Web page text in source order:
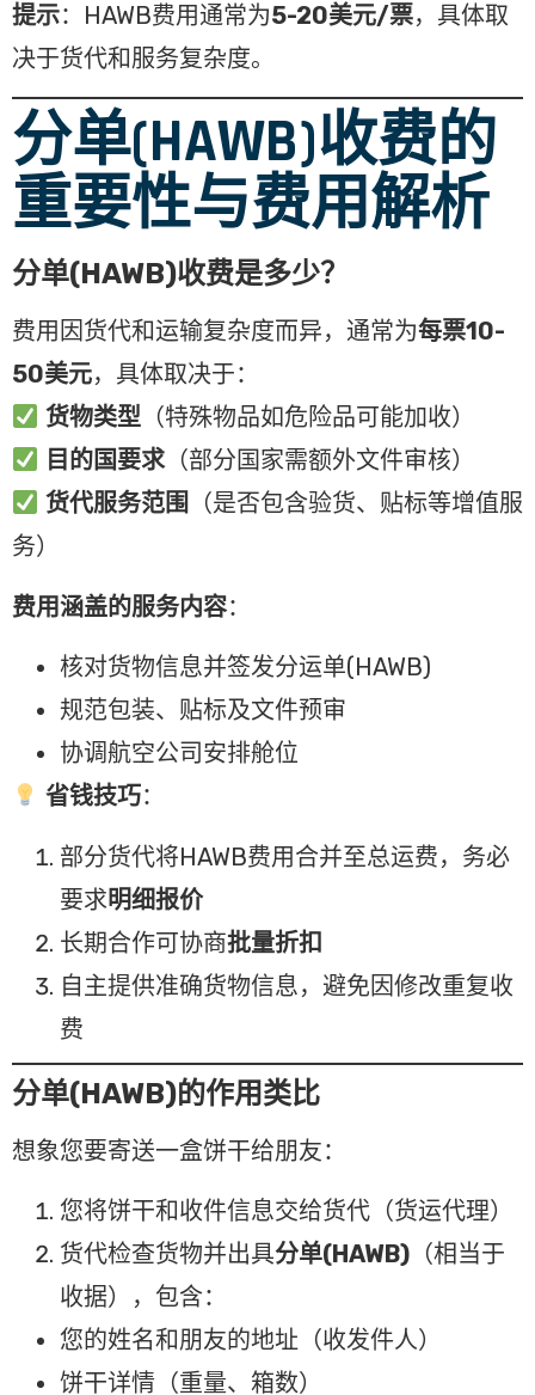
提示：HAWB费用通常为5-20美元/票，具体取
决于货代和服务复杂度。
分单(HAWB)收费的
重要性与费用解析
分单(HAWB)收费是多少？
费用因货代和运输复杂度而异，通常为每票10-
50美元，具体取决于：
货物类型（特殊物品如危险品可能加收）
目的国要求（部分国家需额外文件审核）
货代服务范围
（是否包含验货、贴标等增值服
务）
费用涵盖的服务内容：
核对货物信息并签发分运单(HAWB)
规范包装、贴标及文件预审
协调航空公司安排舱位
省钱技巧：
部分货代将HAWB费用合并至总运费，务必
要求明细报价
长期合作可协商批量折扣
自主提供准确货物信息，避免因修改重复收
费
分单(HAWB)的作用类比
想象您要寄送一盒饼干给朋友：
您将饼干和收件信息交给货代（货运代理）
货代检查货物并出具分单(HAWB) （相当于
收据），包含：
您的姓名和朋友的地址（收发件人）
饼干详情（重量、箱数）